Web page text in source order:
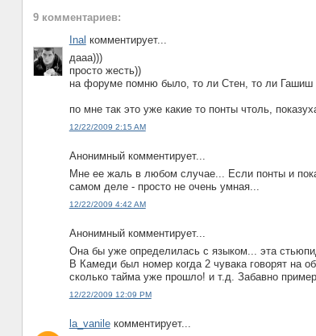
9 комментариев:
Inal комментирует...
дааа)))
просто жесть))
на форуме помню было, то ли Стен, то ли Гашиш
по мне так это уже какие то понты чтоль,
12/22/2009 2:15 AM
Анонимный комментирует...
Мне ее жаль в любом случае... Если понты и
самом деле - просто не очень умная...
12/22/2009 4:42 AM
Анонимный комментирует...
Она бы уже определилась с языком... эта
В Камеди был номер когда 2 чувака говорят на
сколько тайма уже прошло! и т.д. Забавно
12/22/2009 12:09 PM
la_vanileкомментирует...